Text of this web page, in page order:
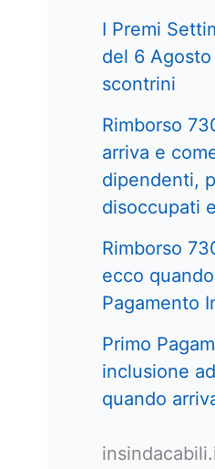
I Premi
del 6
scontrini
Rimborso
arriva e
dipendenti,
disoccupati
Rimborso
ecco
Pagamento
Primo
inclusione
quando